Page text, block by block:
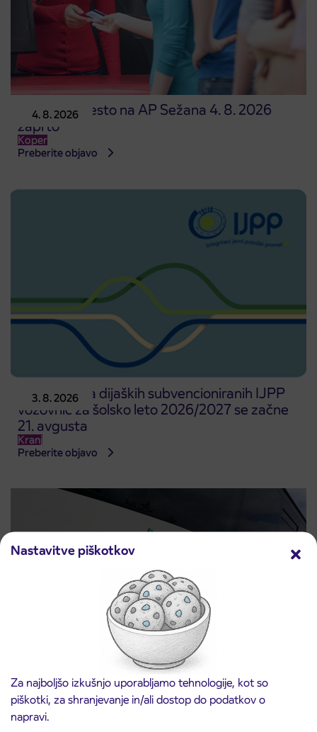
Nastavitve piškotkov
Za najboljšo izkušnjo uporabljamo tehnologije, kot so
piškotki, za shranjevanje in/ali dostop do podatkov o
napravi.
4. 8. 2026
Prodajno mesto na AP Sežana 4. 8. 2026
zaprto
Koper
Preberite objavo
3. 8. 2026
Predprodaja dijaških subvencioniranih IJPP
vozovnic za šolsko leto 2026/2027 se začne
21. avgusta
Kranj
Preberite objavo
Obvestilo o popolni zapori ceste
ČEŠNJEVEK – TRATA
Kranj
Preberite objavo